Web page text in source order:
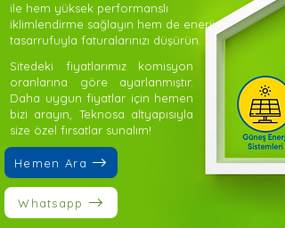
ile hem yüksek performanslı
iklimlendirme sağlayın hem de enerji
tasarrufuyla faturalarınızı düşürün.
Sitedeki fiyatlarımız komisyon
oranlarına göre ayarlanmıştır.
Daha uygun fiyatlar için hemen
bizi arayın, Teknosa altyapısıyla
size özel fırsatlar sunalım!
Hemen Ara
Whatsapp